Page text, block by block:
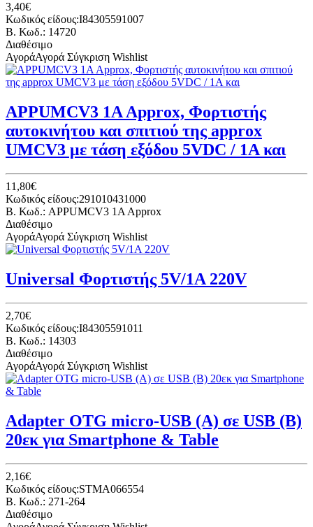
3,40€
Κωδικός είδους:I84305591007
B. Κωδ.: 14720
Διαθέσιμο
ΑγοράΑγορά Σύγκριση Wishlist
APPUMCV3 1A Approx, Φορτιστής
αυτοκινήτου και σπιτιού της approx
UMCV3 με τάση εξόδου 5VDC / 1A και
11,80€
Κωδικός είδους:291010431000
B. Κωδ.: APPUMCV3 1A Approx
Διαθέσιμο
ΑγοράΑγορά Σύγκριση Wishlist
Universal Φορτιστής 5V/1A 220V
2,70€
Κωδικός είδους:I84305591011
B. Κωδ.: 14303
Διαθέσιμο
ΑγοράΑγορά Σύγκριση Wishlist
Adapter OTG micro-USB (A) σε USB (B)
20εκ για Smartphone & Table
2,16€
Κωδικός είδους:STMA066554
B. Κωδ.: 271-264
Διαθέσιμο